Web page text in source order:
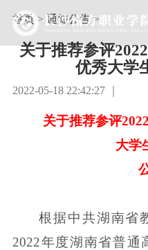
首页 > 通知公告>
关于推荐参评
优秀大学
2022-05-18 22:42:27 ｜
关于推荐参评
大学
根据中共湖南省
2022年度湖南省普通